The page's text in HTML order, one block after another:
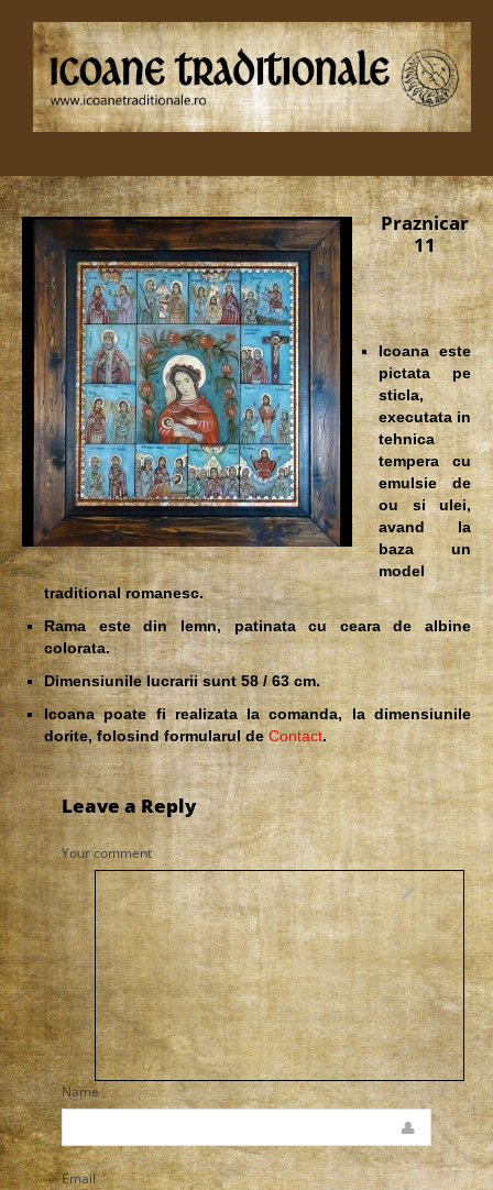
Praznicar
11
Icoana este
pictata pe
sticla,
executata in
tehnica
tempera cu
emulsie de
ou si ulei,
avand la
baza un
model
traditional romanesc.
Rama este din lemn, patinata cu ceara de albine
colorata.
Dimensiunile lucrarii sunt 58 / 63 cm.
Icoana poate fi realizata la comanda, la dimensiunile
dorite, folosind formularul deContact.
Leave a Reply
Your comment
Name
Email